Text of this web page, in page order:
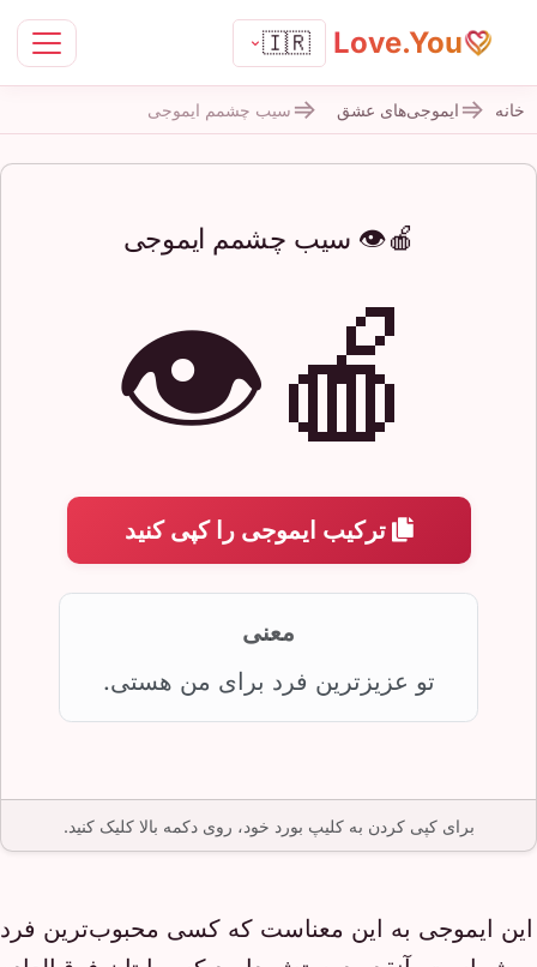
Love.You
🇮🇷
خانه ایموجی‌های عشق سیب چشمم ایموجی
🍎👁️ سیب چشمم ایموجی
🍎👁️
ترکیب ایموجی را کپی کنید
معنی
تو عزیزترین فرد برای من هستی.
برای کپی کردن به کلیپ بورد خود، روی دکمه بالا کلیک کنید.
این ایموجی به این معناست که کسی محبوب‌ترین فرد